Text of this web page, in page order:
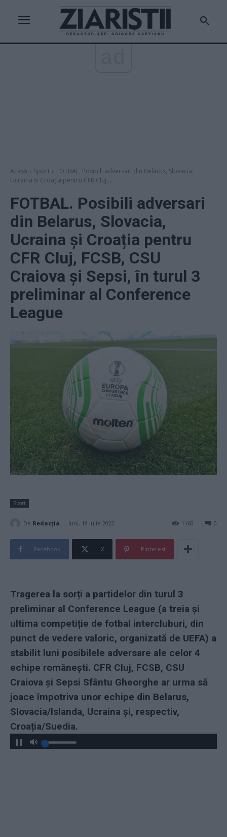
Acasă Sport
FOTBAL. Posibili adversari din Belarus, Slovacia,
Ucraina și Croația pentru CFR Cluj,...
FOTBAL. Posibili adversari
din Belarus, Slovacia,
Ucraina și Croația pentru
CFR Cluj, FCSB, CSU
Craiova și Sepsi, în turul 3
preliminar al Conference
League
Sport
De Redacţia - luni, 18 iulie 2022 0
1160
Facebook X Pinterest
Tragerea la sorți a partidelor din turul 3
preliminar al Conference League (a treia și
ultima competiție de fotbal intercluburi, din
punct de vedere valoric, organizată de UEFA) a
stabilit luni posibilele adversare ale celor 4
echipe românești. CFR Cluj, FCSB, CSU
Craiova și Sepsi Sfântu Gheorghe ar urma să
joace împotriva unor echipe din Belarus,
Slovacia/Islanda, Ucraina și, respectiv,
Croația/Suedia.